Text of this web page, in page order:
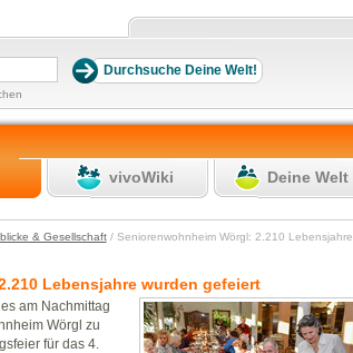
vivoWiki Deine Welt
& Gesellschaft/ Seniorenwohnheim Wörgl: 2.210 Lebensjahre
Lebensjahre wurden gefeiert
am Nachmittag
Wörgl zu
für das 4.